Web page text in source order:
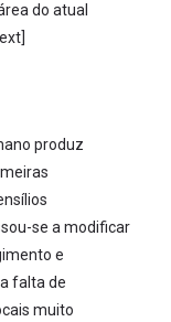
do atual
produz
se a modificar
e
falta de
muito